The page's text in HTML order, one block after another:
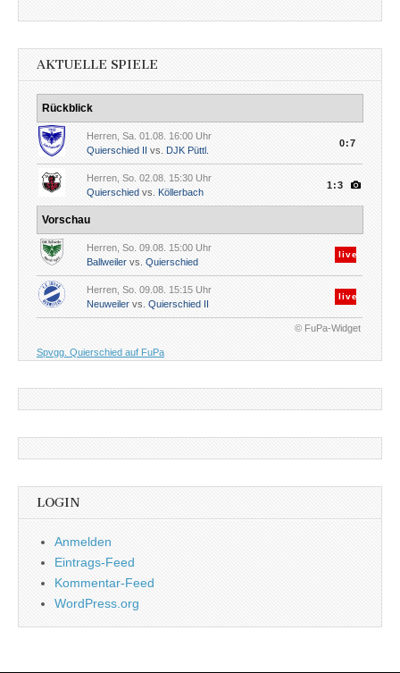
AKTUELLE SPIELE
Rückblick
Herren, Sa. 01.08. 16:00 Uhr
Quierschied II vs. DJK Püttl.
0:7
Herren, So. 02.08. 15:30 Uhr
Quierschied vs. Köllerbach
1:3
Vorschau
Herren, So. 09.08. 15:00 Uhr
Ballweiler vs. Quierschied
live
Herren, So. 09.08. 15:15 Uhr
Neuweiler vs. Quierschied II
live
© FuPa-Widget
Spvgg. Quierschied auf FuPa
LOGIN
Anmelden
Eintrags-Feed
Kommentar-Feed
WordPress.org